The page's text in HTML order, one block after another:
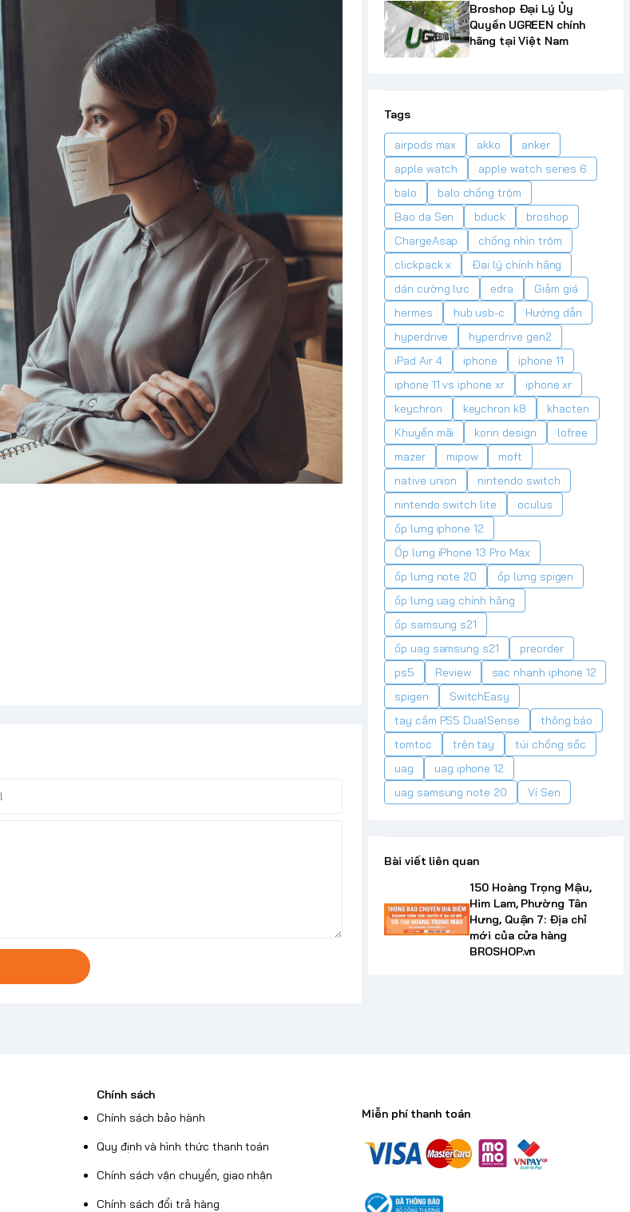
Broshop Đại Lý Ủy
Quyền UGREEN chính
hãng tại Việt Nam
Tags
airpods max akko
anker
apple watch
apple watch series 6
balo
balo chống trộm
Bao da Sen
bduck
broshop
ChargeAsap
chống nhìn trộm
clickpack x
Đại lý chính hãng
dán cường lực
edra
Giảm giá
hermes
hub usb-c
Hướng dẫn
hyperdrive
hyperdrive gen2
iPad Air 4
iphone
iphone 11
iphone 11 vs iphone xr
iphone xr
keychron
keychron k8
khacten
Khuyến mãi
korin design
lofree
mazer
mipow
moft
native union
nintendo switch
nintendo switch lite
oculus
ốp lưng iphone 12
Ốp lưng iPhone 13 Pro Max
ốp lưng note 20
ốp lưng spigen
ốp lưng uag chính hãng
ốp samsung s21
ốp uag samsung s21
preorder
ps5
Review
sạc nhanh iphone 12
spigen
SwitchEasy
tay cầm PS5 DualSense
thông báo
tomtoc
trên tay
túi chống sốc
uag
uag iphone 12
uag samsung note 20
Ví Sen
Bài viết liên quan
150 Hoàng Trọng Mậu,
Him Lam, Phường Tân
Hưng, Quận 7: Địa chỉ
mới của cửa hàng
BROSHOP.vn
Chính sách
Chính sách bảo hành
Quy định và hình thức thanh toán
Chính sách vận chuyển, giao nhận
Chính sách đổi trả hàng
Miễn phí thanh toán